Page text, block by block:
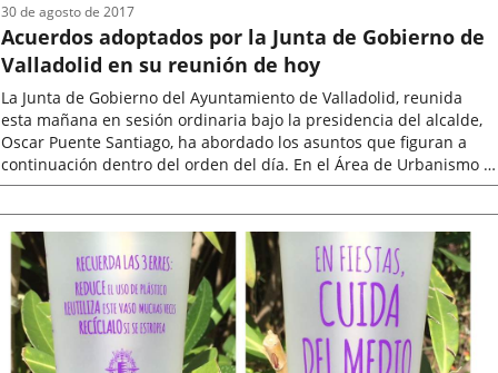
Acuerdos adoptados por la Junta de Gobierno de
Valladolid en su reunión de hoy
La Junta de Gobierno del Ayuntamiento de Valladolid, reunida
esta mañana en sesión ordinaria bajo la presidencia del alcalde,
Oscar Puente Santiago, ha abordado los asuntos que figuran a
continuación dentro del orden del día. En el Área de Urbanismo y
Vivienda,...
de
la
noticia
30 de agosto de 2017